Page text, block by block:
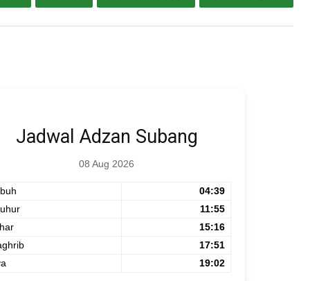
Jadwal Adzan Subang
08 Aug 2026
04:39
11:55
15:16
17:51
19:02